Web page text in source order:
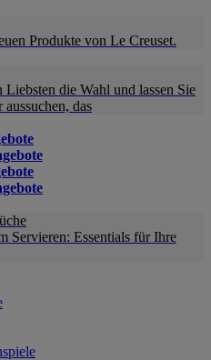
Produkte von Le Creuset.
Liebsten die Wahl und lassen Sie
das
Servieren: Essentials für Ihre